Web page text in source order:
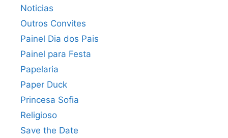
Noticias
Outros Convites
Painel Dia dos Pais
Painel para Festa
Papelaria
Paper Duck
Princesa Sofia
Religioso
Save the Date